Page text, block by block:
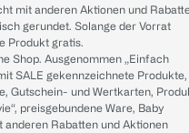
mit anderen Aktionen und
gerundet. Solange der Vorrat
Produkt gratis.
Shop. Ausgenommen „Einfach
SALE gekennzeichnete Produkte,
Gutschein- und Wertkarten,
preisgebundene Ware, Baby
Rabatten und Aktionen